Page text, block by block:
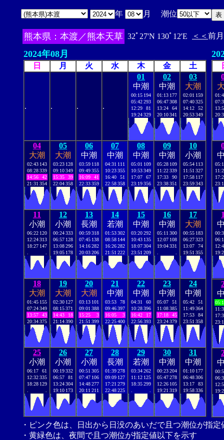
年 月 潮位
熊本県：本渡／熊本天草 32ﾟ27'N 130ﾟ12'E ＜＜ 前月
2024年08月
日 月 火 水 木 金 土
. . . .
01
中潮
00:15 194
05:42293
12:29
81
19:24329
02
中潮
01:13 177
06:47308
13:24
64
20:10341
03
大潮
02:01 159
07:40325
14:12
52
20:53349
04
大潮
02:43 143
08:28339
14:56
42
21:31 354
05
大潮
03:23 128
09:10349
15:35
39
22:04358
06
中潮
03:59 118
09:49355
16:09
41
22:33359
07
中潮
04:31 111
10:23355
16:40
51
22:58358
08
中潮
05:01 109
10:53349
17:07
67
23:19356
09
中潮
05:28 109
11:22339
17:33
90
23:38351
10
小潮
05:54 113
11:51 327
17:58 117
23:59343
11
小潮
06:22 120
12:24313
18:27 147
12
小潮
00:24333
06:57 128
13:08296
19:05 178
13
長潮
00:59318
07:45 138
14:16282
20:03206
14
若潮
01:53302
08:58 144
16:26282
21:51 222
15
中潮
03:20292
10:43 135
18:07304
23:51 209
16
中潮
05:11 300
12:07 108
19:04331
17
大潮
00:55 183
06:27323
13:07
74
19:51 355
18
大潮
01:45 155
07:24349
13:57
43
20:34375
19
大潮
02:30 127
08:15371
14:43
18
21:14390
20
大潮
03:13 101
09:01 388
15:25
3
21:51 399
21
中潮
03:53
78
09:46397
16:05
3
22:25400
22
中潮
04:31
60
10:28396
16:42
17
22:56393
23
中潮
05:07
51
11:08385
17:18
45
23:24379
24
中潮
05:42
51
11:49364
17:53
84
23:51 358
25
小潮
06:17
61
12:32335
18:28 129
26
小潮
00:19332
06:57
81
13:24304
19:10 173
27
小潮
00:51 305
07:47 106
14:48277
20:11 211
28
長潮
01:39278
09:09 127
17:21 279
22:48225
29
若潮
03:34262
11:12 125
18:35299
30
中潮
00:23204
05:47278
12:26 105
19:21 319
31
中潮
01:10 177
06:48306
13:17
83
19:58336
・ピンク色は、日出から日没のあいだで且つ潮位が指
・黄緑色は、夜間で且つ潮位が指定値以下を示す